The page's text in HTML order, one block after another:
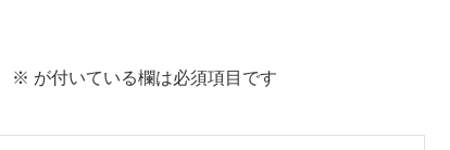
※ が付いている欄は必須項目です